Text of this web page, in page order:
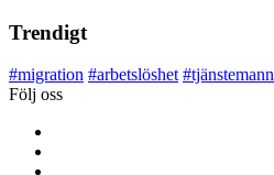
Trendigt
#migration #arbetslöshet #
Följ oss